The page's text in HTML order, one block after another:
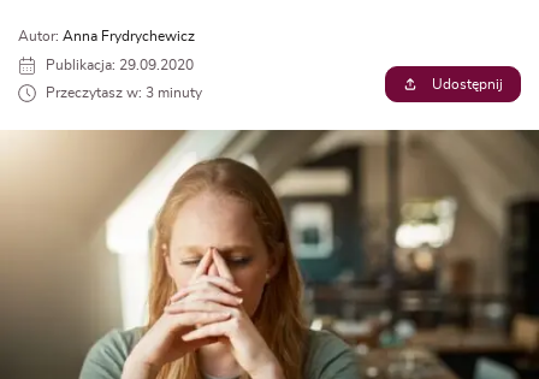
Autor: Anna Frydrychewicz
Publikacja: 29.09.2020
Przeczytasz w: 3 minuty
Udostępnij